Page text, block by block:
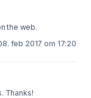
the web.
feb 2017 om 17:20
Thanks!